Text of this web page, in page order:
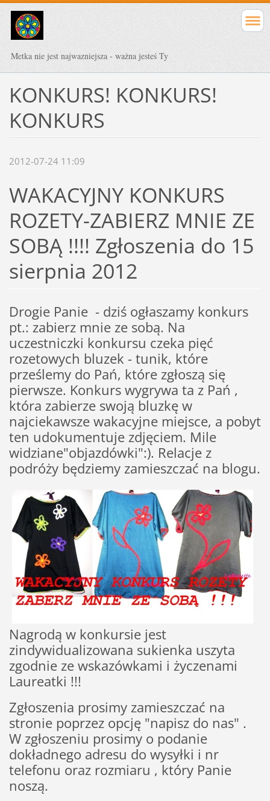
Metka nie jest najwazniejsza - ważna jesteś Ty
KONKURS! KONKURS!
KONKURS
2012-07-24 11:09
WAKACYJNY KONKURS
ROZETY-ZABIERZ MNIE ZE
SOBĄ !!!! Zgłoszenia do 15
sierpnia 2012
Drogie Panie - dziś ogłaszamy konkurs
pt.: zabierz mnie ze sobą. Na
uczestniczki konkursu czeka pięć
rozetowych bluzek - tunik, które
prześlemy do Pań, które zgłoszą się
pierwsze. Konkurs wygrywa ta z Pań ,
która zabierze swoją bluzkę w
najciekawsze wakacyjne miejsce, a pobyt
ten udokumentuje zdjęciem. Mile
widziane"objazdówki":). Relacje z
podróży będziemy zamieszczać na blogu.
Nagrodą w konkursie jest
zindywidualizowana sukienka uszyta
zgodnie ze wskazówkami i życzenami
Laureatki !!!
Zgłoszenia prosimy zamieszczać na
stronie poprzez opcję "napisz do nas" .
W zgłoszeniu prosimy o podanie
dokładnego adresu do wysyłki i nr
telefonu oraz rozmiaru , który Panie
noszą.